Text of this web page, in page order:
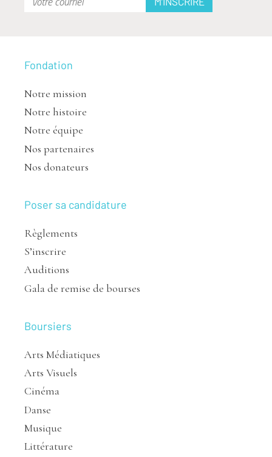
Fondation
Notre mission
Notre histoire
Notre équipe
Nos partenaires
Nos donateurs
Poser sa candidature
Règlements
S’inscrire
Auditions
Gala de remise de bourses
Boursiers
Arts Médiatiques
Arts Visuels
Cinéma
Danse
Musique
Littérature